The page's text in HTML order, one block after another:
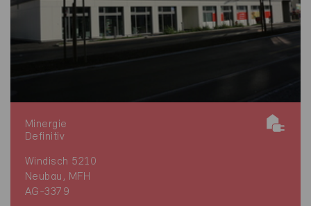
Minergie
Definitiv
Windisch 5210
Neubau, MFH
AG-3379